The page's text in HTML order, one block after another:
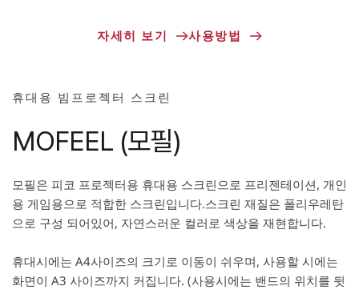
자세히 보기 사용방법
휴대용 빔프로젝터 스크린
MOFEEL (모필)
모필은 피코 프로젝터용 휴대용 스크린으로 프리젠테이션, 개인
용 게임용으로 적합한 스크린입니다.스크린 재질은 폴리우레탄
으로 구성 되어있어, 자연스러운 컬러로 색상을 재현합니다.
휴대시에는 A4사이즈의 크기로 이동이 쉬우며, 사용할 시에는
화면이 A3 사이즈까지 커집니다. (사용시에는 밴드의 위치를 뒷